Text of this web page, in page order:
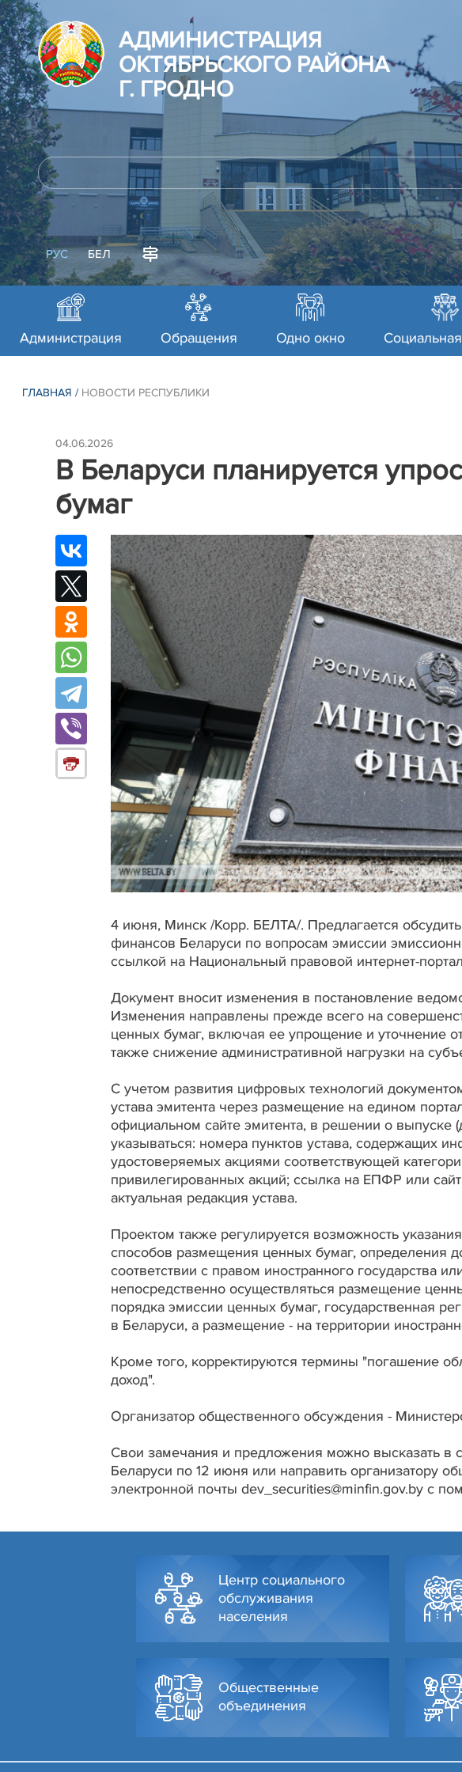
АДМИНИСТРАЦИЯ
ОКТЯБРЬСКОГО РАЙОНА
Г. ГРОДНО
РУС БЕЛ
Администрация Обращения Одно окно
ГЛАВНАЯ / НОВОСТИ РЕСПУБЛИКИ
04.06.2026
В Беларуси планируется
бумаг
4 июня, Минск /Корр. БЕЛТА/. Предлагается
финансов Беларуси по вопросам эмиссии
ссылкой на Национальный правовой интернет-
Документ вносит изменения в постановление
Изменения направлены прежде всего на
ценных бумаг, включая ее упрощение и уточнение
также снижение административной нагрузки на
С учетом развития цифровых технологий
устава эмитента через размещение на едином
официальном сайте эмитента, в решении о выпуске
указываться: номера пунктов устава, содержащих
удостоверяемых акциями соответствующей
привилегированных акций; ссылка на ЕПФР или
актуальная редакция устава.
Проектом также регулируется возможность
способов размещения ценных бумаг, определения
соответствии с правом иностранного государства
непосредственно осуществляться размещение
порядка эмиссии ценных бумаг, государственная
в Беларуси, а размещение - на территории
Кроме того, корректируются термины "погашение
доход".
Организатор общественного обсуждения -
Свои замечания и предложения можно высказать
Беларуси по 12 июня или направить организатору
электронной почты dev_securities@minfin.gov.by с
Центр социального
обслуживания
населения
Общественные
объединения